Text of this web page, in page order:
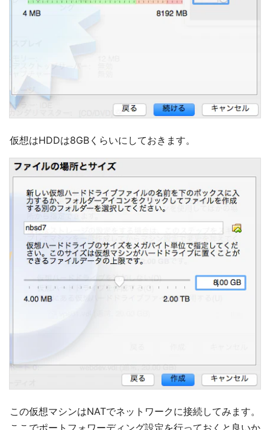
仮想はHDDは8GBくらいにしておきます。
この仮想マシンはNATでネットワークに接続してみます。